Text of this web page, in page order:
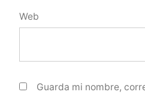
Web
Guarda mi nombre,